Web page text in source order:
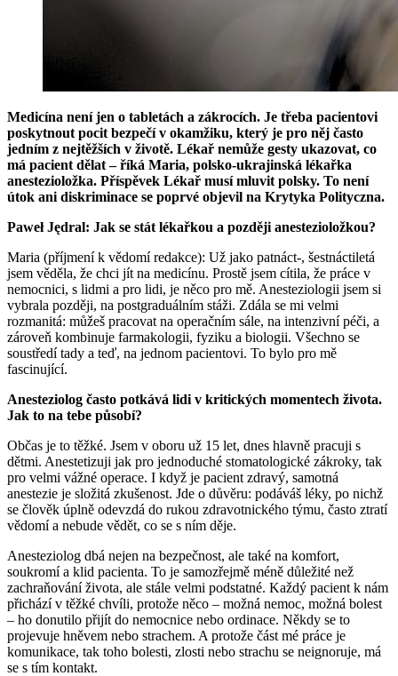
Medicína není jen o tabletách a zákrocích. Je třeba pacientovi
poskytnout pocit bezpečí v okamžiku, který je pro něj často
jedním z nejtěžších v životě. Lékař nemůže gesty ukazovat, co
má pacient dělat – říká Maria, polsko-ukrajinská lékařka
anestezioložka. Příspěvek Lékař musí mluvit polsky. To není
útok ani diskriminace se poprvé objevil na Krytyka Polityczna.
Paweł Jędral: Jak se stát lékařkou a později anestezioložkou?
Maria (příjmení k vědomí redakce): Už jako patnáct-, šestnáctiletá
jsem věděla, že chci jít na medicínu. Prostě jsem cítila, že práce v
nemocnici, s lidmi a pro lidi, je něco pro mě. Anesteziologii jsem si
vybrala později, na postgraduálním stáži. Zdála se mi velmi
rozmanitá: můžeš pracovat na operačním sále, na intenzivní péči, a
zároveň kombinuje farmakologii, fyziku a biologii. Všechno se
soustředí tady a teď, na jednom pacientovi. To bylo pro mě
fascinující.
Anesteziolog často potkává lidi v kritických momentech života.
Jak to na tebe působí?
Občas je to těžké. Jsem v oboru už 15 let, dnes hlavně pracuji s
dětmi. Anestetizuji jak pro jednoduché stomatologické zákroky, tak
pro velmi vážné operace. I když je pacient zdravý, samotná
anestezie je složitá zkušenost. Jde o důvěru: podáváš léky, po nichž
se člověk úplně odevzdá do rukou zdravotnického týmu, často ztratí
vědomí a nebude vědět, co se s ním děje.
Anesteziolog dbá nejen na bezpečnost, ale také na komfort,
soukromí a klid pacienta. To je samozřejmě méně důležité než
zachraňování života, ale stále velmi podstatné. Každý pacient k nám
přichází v těžké chvíli, protože něco – možná nemoc, možná bolest
– ho donutilo přijít do nemocnice nebo ordinace. Někdy se to
projevuje hněvem nebo strachem. A protože část mé práce je
komunikace, tak toho bolesti, zlosti nebo strachu se neignoruje, má
se s tím kontakt.